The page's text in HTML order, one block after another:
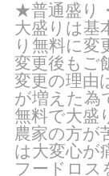
★普通盛り
大盛りは基
り無料に変
変更後もご
変更の理由
が増えた為
無料で大盛
農家の方が
は大変心が
フードロス